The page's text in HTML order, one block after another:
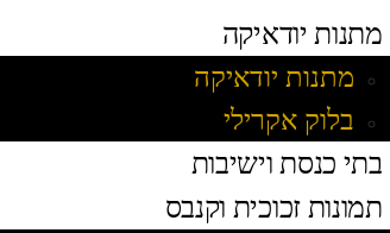
מתנות יודאיקה
מתנות יודאיקה
בלוק אקרילי
בתי כנסת וישיבות
תמונות זכוכית וקנבס